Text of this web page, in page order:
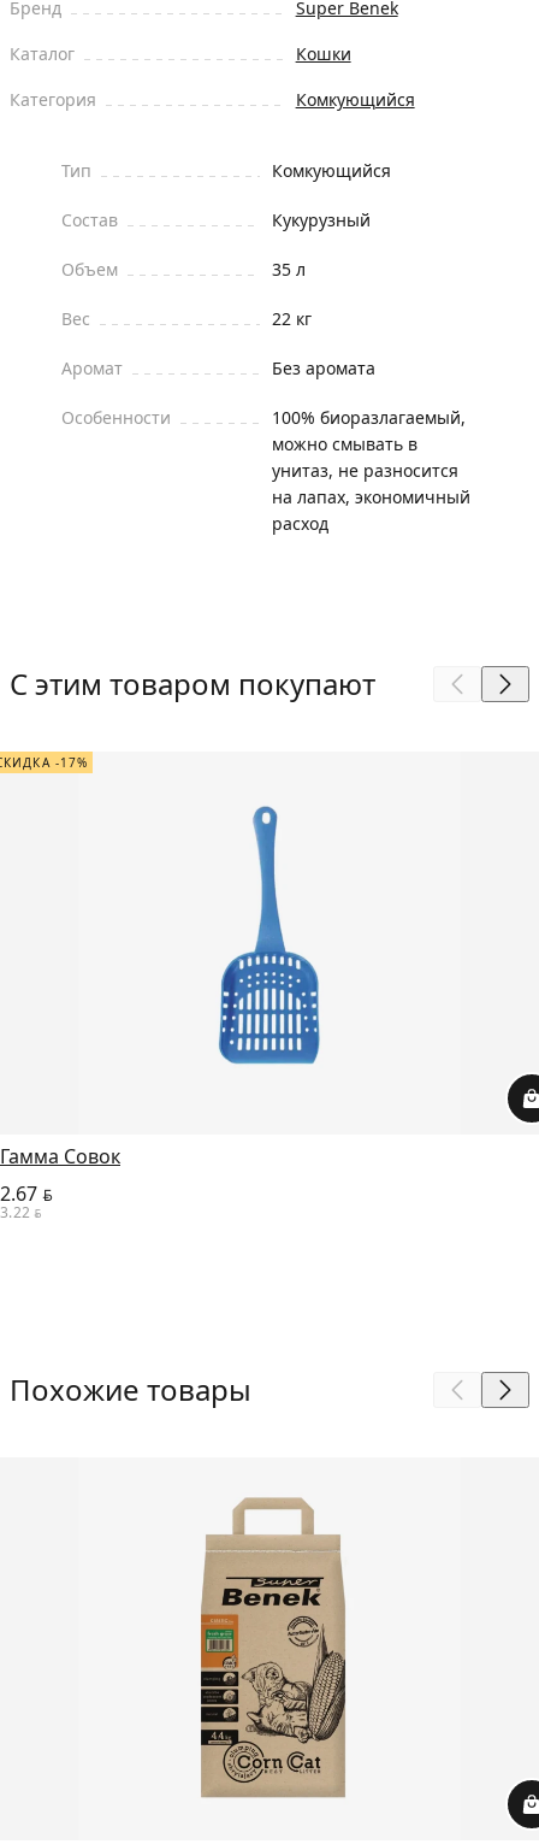
Бренд
Super Benek
Каталог
Кошки
Категория
Комкующийся
Тип Комкующийся
Состав Кукурузный
Объем 35 л
Вес 22 кг
Аромат Без аромата
Особенности
100% биоразлагаемый,
можно смывать в
унитаз, не разносится
на лапах, экономичный
расход
С этим товаром покупают
-17%
Гамма Совок
2.67 BYN
3.22 BYN
Похожие товары